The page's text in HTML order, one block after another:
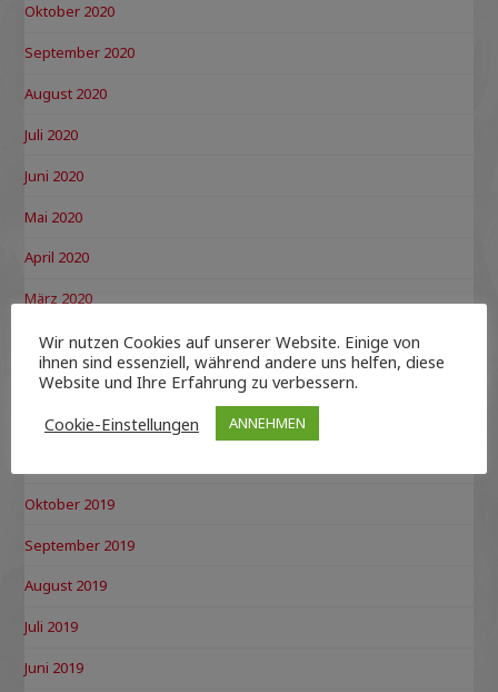
Oktober 2020
September 2020
August 2020
Juli 2020
Juni 2020
Mai 2020
April 2020
März 2020
Februar 2020
Januar 2020
Dezember 2019
Oktober 2019
September 2019
August 2019
Juli 2019
Juni 2019
Wir nutzen Cookies auf unserer Website. Einige von
ihnen sind essenziell, während andere uns helfen, diese
Website und Ihre Erfahrung zu verbessern.
Cookie-Einstellungen
ANNEHMEN